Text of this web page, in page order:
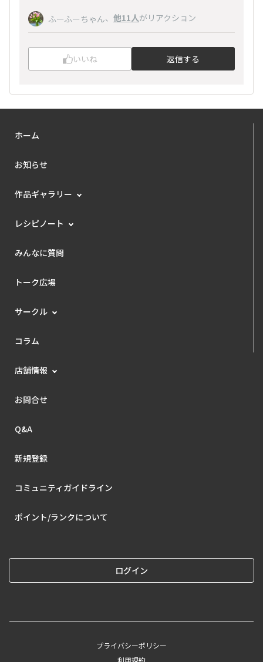
ふーふーちゃん、 他11人がリアクション
いいね 返信する
ホーム
お知らせ
作品ギャラリー
レシピノート
みんなに質問
トーク広場
サークル
コラム
店舗情報
お問合せ
Q&A
新規登録
コミュニティガイドライン
ポイント/ランクについて
ログイン
プライバシーポリシー